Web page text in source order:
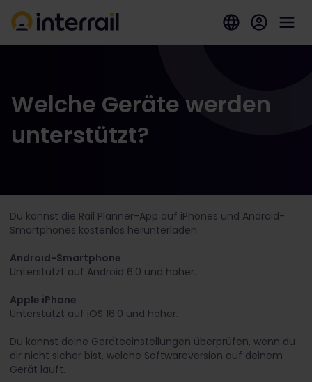
Welche Geräte werden
unterstützt?
Du kannst die Rail Planner-App auf iPhones und Android-
Smartphones kostenlos herunterladen.
Android-Smartphone
Unterstützt auf Android 6.0 und höher.
Apple iPhone
Unterstützt auf iOS 16.0 und höher.
Du kannst deine Geräteeinstellungen überprüfen, wenn du
dir nicht sicher bist, welche Softwareversion auf deinem
Gerät läuft.